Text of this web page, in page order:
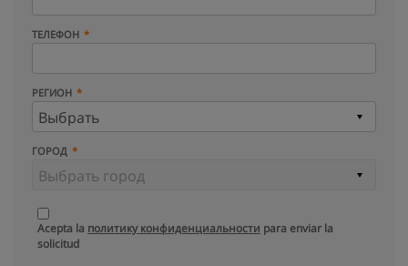
ТЕЛЕФОН
РЕГИОН
ГОРОД
Acepta la политику конфиденциальности para enviar la
solicitud